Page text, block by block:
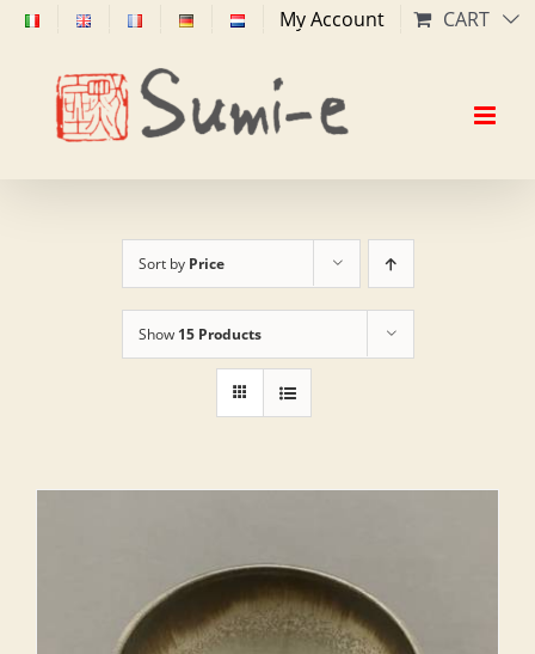
Skip
content
My Account CART
Sort by Price
Show 15 Products